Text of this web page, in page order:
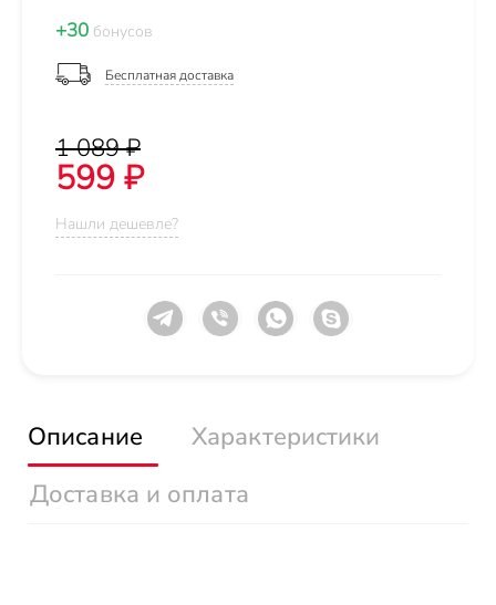
+30 бонусов
Бесплатная доставка
1 089 ₽
599 ₽
Нашли дешевле?
Описание
Характеристики
Доставка и оплата